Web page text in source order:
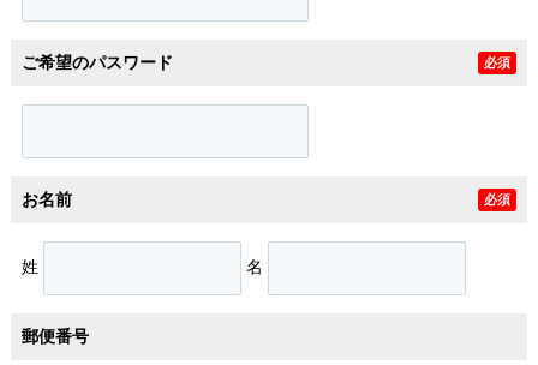
ご希望のパスワード 必須
お名前 必須
姓 名
郵便番号